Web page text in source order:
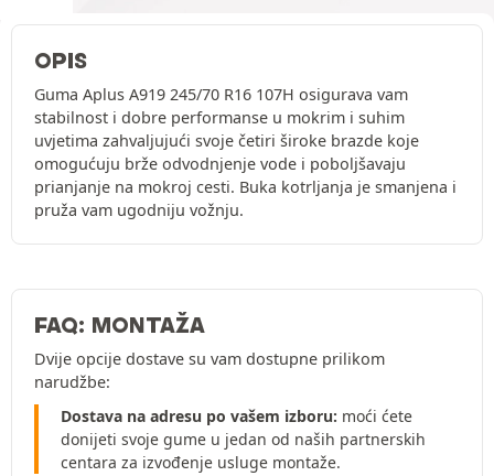
OPIS
Guma Aplus A919 245/70 R16 107H osigurava vam
stabilnost i dobre performanse u mokrim i suhim
uvjetima zahvaljujući svoje četiri široke brazde koje
omogućuju brže odvodnjenje vode i poboljšavaju
prianjanje na mokroj cesti. Buka kotrljanja je smanjena i
pruža vam ugodniju vožnju.
FAQ: MONTAŽA
Dvije opcije dostave su vam dostupne prilikom
narudžbe:
Dostava na adresu po vašem izboru: moći ćete
donijeti svoje gume u jedan od naših partnerskih
centara za izvođenje usluge montaže.